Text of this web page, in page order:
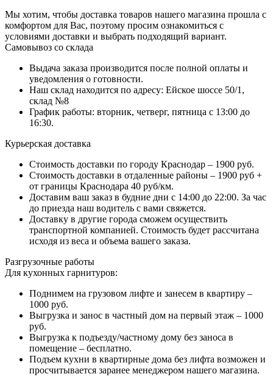
Мы хотим, чтобы доставка товаров нашего магазина прошла с
комфортом для Вас, поэтому просим ознакомиться с
условиями доставки и выбрать подходящий вариант.
Самовывоз со склада
Выдача заказа производится после полной оплаты и
уведомления о готовности.
Наш склад находится по адресу: Ейское шоссе 50/1,
склад №8
График работы: вторник, четверг, пятница с 13:00 до
16:30.
Курьерская доставка
Стоимость доставки по городу Краснодар – 1900 руб.
Стоимость доставки в отдаленные районы – 1900 руб +
от границы Краснодара 40 руб/км.
Доставим ваш заказ в будние дни с 14:00 до 22:00. За час
до приезда наш водитель с вами свяжется.
Доставку в другие города сможем осуществить
транспортной компанией. Стоимость будет рассчитана
исходя из веса и объема вашего заказа.
Разгрузочные работы
Для кухонных гарнитуров:
Поднимем на грузовом лифте и занесем в квартиру –
1000 руб.
Выгрузка и занос в частный дом на первый этаж – 1000
руб.
Выгрузка к подъезду/частному дому без заноса в
помещение – бесплатно.
Подъем кухни в квартирные дома без лифта возможен и
просчитывается заранее менеджером нашего магазина.